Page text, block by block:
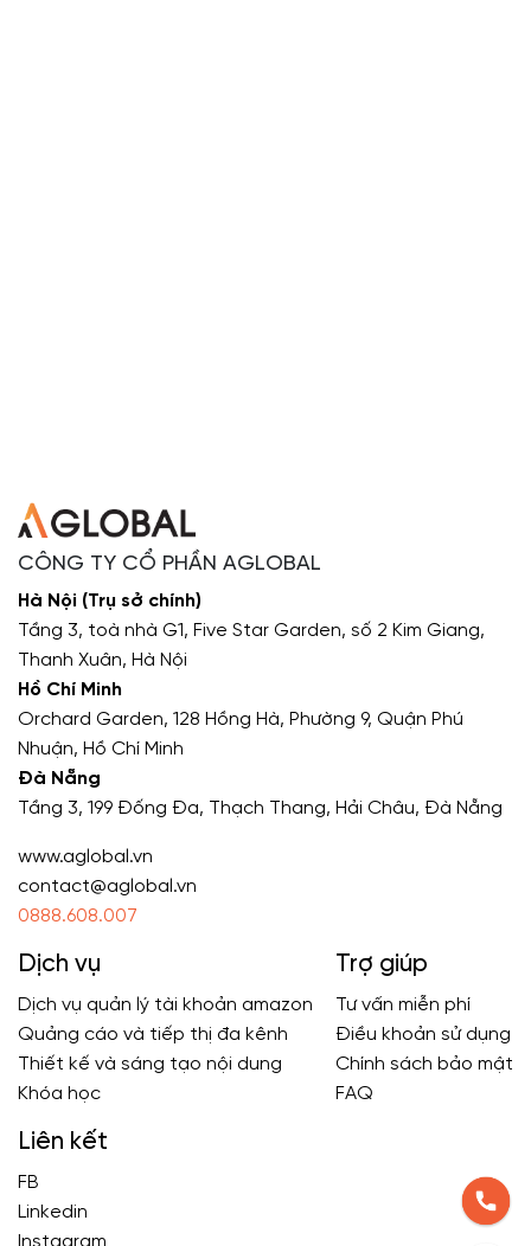
CÔNG TY CỔ PHẦN AGLOBAL
Hà Nội (Trụ sở chính)
Tầng 3, toà nhà G1, Five Star Garden, số 2 Kim Giang,
Thanh Xuân, Hà Nội
Hồ Chí Minh
Orchard Garden, 128 Hồng Hà, Phường 9, Quận Phú
Nhuận, Hồ Chí Minh
Đà Nẵng
Tầng 3, 199 Đống Đa, Thạch Thang, Hải Châu, Đà Nẵng
www.aglobal.vn
contact@aglobal.vn
0888.608.007
Dịch vụ
Dịch vụ quản lý tài khoản amazon
Quảng cáo và tiếp thị đa kênh
Thiết kế và sáng tạo nội dung
Khóa học
Trợ giúp
Tư vấn miễn phí
Điều khoản sử dụng
Chính sách bảo mật
FAQ
Liên kết
FB
Linkedin